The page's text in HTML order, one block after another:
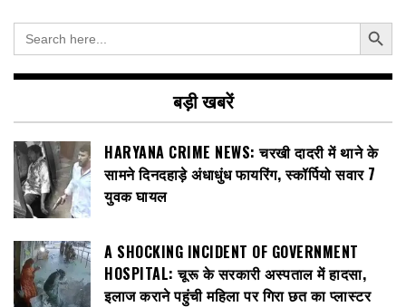
Search
for:
Search Button
बड़ी खबरें
HARYANA CRIME NEWS: चरखी दादरी में थाने के
सामने दिनदहाड़े अंधाधुंध फायरिंग, स्कॉर्पियो सवार 7
युवक घायल
A SHOCKING INCIDENT OF GOVERNMENT
HOSPITAL: चूरू के सरकारी अस्पताल में हादसा,
इलाज कराने पहुंची महिला पर गिरा छत का प्लास्टर